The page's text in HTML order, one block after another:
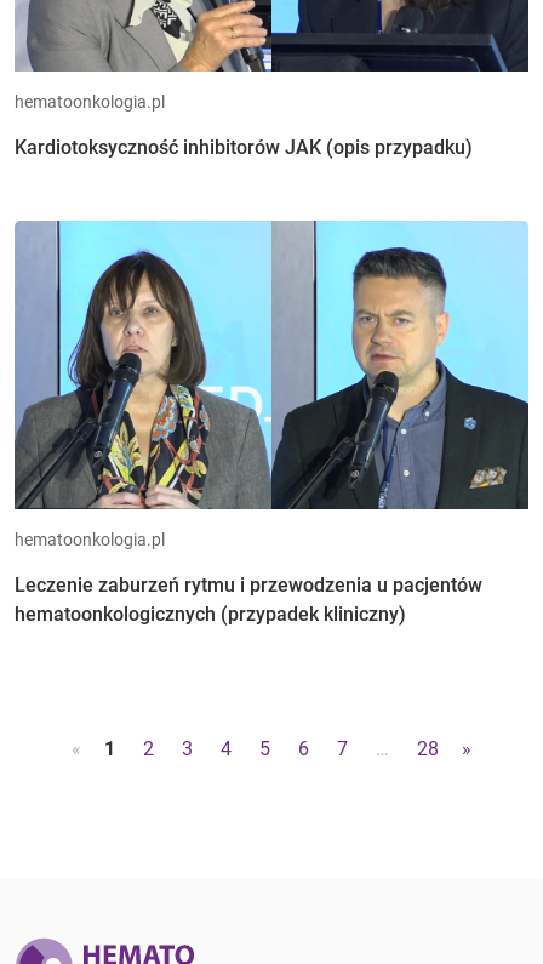
hematoonkologia.pl
Kardiotoksyczność inhibitorów JAK (opis przypadku)
hematoonkologia.pl
Leczenie zaburzeń rytmu i przewodzenia u pacjentów
hematoonkologicznych (przypadek kliniczny)
« 1 2 3 4 5 6 7 … 28 »